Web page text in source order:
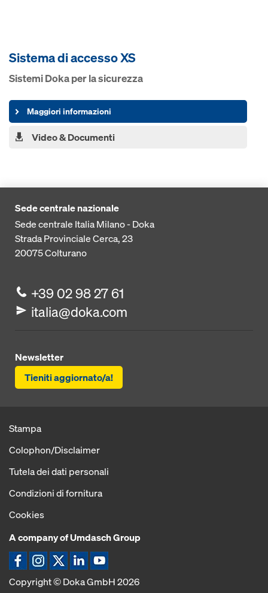
Sistema di acces­so XS
Sistemi Doka per la sicurezza
Maggiori informazioni
Video & Documenti
Sede centrale nazionale
Sede centrale Italia Milano - Doka
Strada Provinciale Cerca, 23
20075Colturano
+39 02 98 27 61
italia@doka.com
Newsletter
Tieniti aggiornato/a!
Stampa
Colophon/Disclaimer
Tutela dei dati personali
Condizioni di fornitura
Cookies
A company of Umdasch Group
Icona Facebook
Icona Instagram
Icona XIcona LinkedIn
Icona YouTube
Copyright © Doka GmbH 2026